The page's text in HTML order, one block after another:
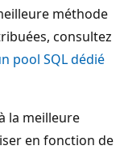
méthode
consultez
pool SQL dédié
la meilleure
en fonction de